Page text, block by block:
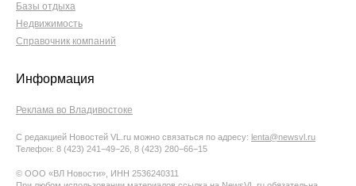
Базы отдыха
Недвижимость
Справочник компаний
Информация
Реклама во Владивостоке
С редакцией Новостей VL.ru можно связаться по адресу: lenta@newsvl.ru
Телефон: 8 (423) 241−49−26, 8 (423) 280−66−15
© ООО «ВЛ Новости», ИНН 2536240311